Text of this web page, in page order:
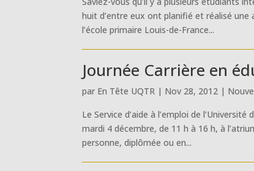
huit d’entre eux ont planifié et réalisé
l’école primaire Louis-de-France...
Journée Carrière en
par En Tête UQTR | Nov 28, 2012 |
Le Service d’aide à l’emploi de
mardi 4 décembre, de 11 h à 16 h, à
personne, diplômée ou en...